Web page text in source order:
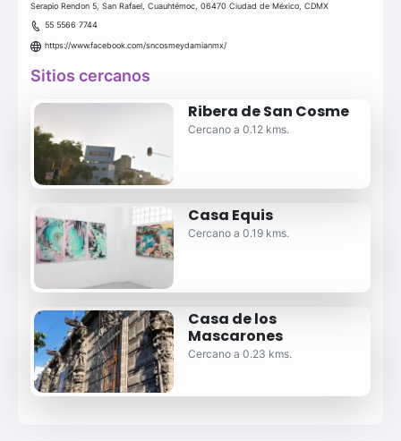
Serapio Rendon 5, San Rafael, Cuauhtémoc, 06470 Ciudad de México, CDMX
55 5566 7744
https://www.facebook.com/sncosmeydamianmx/
Sitios cercanos
Ribera de San Cosme
Cercano a 0.12 kms.
Casa Equis
Cercano a 0.19 kms.
Casa de los
Mascarones
Cercano a 0.23 kms.